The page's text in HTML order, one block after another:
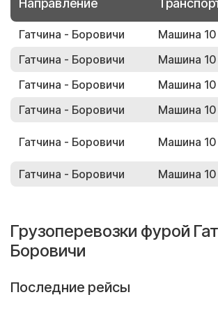
Направление
Гатчина - Боровичи Машина 10
Гатчина - Боровичи
Машина 10
Гатчина - Боровичи
Машина 10
Гатчина - Боровичи
Машина 10
Гатчина - Боровичи Машина 10
Гатчина - Боровичи Машина 10
Грузоперевозки фурой
Боровичи
Последние рейсы